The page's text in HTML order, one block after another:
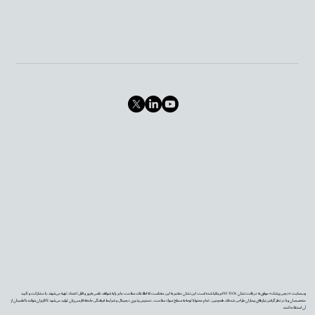
وب‌سایت «دیجی‌پزشک» موفق به دریافت نشان PIF TICK بریتانیا شده است. این نشان معتبر به این معناست که اطلاعات سلامت ما بر پایه شواهد علمی به‌روز و قابل اعتماد تهیه می‌شوند، با مشارکت و تأیید
متخصصان و با در نظر گرفتن نیازهای بیماران طراحی شده‌اند. همچنین، تمام محتوا با توجه به سطح سواد سلامت، دسترس‌پذیری دیجیتال و شرایط فرهنگی جامعه فارسی‌زبان تولید می‌شود تا کاربران بتوانند با اطمینان از
آن استفاده کنند.